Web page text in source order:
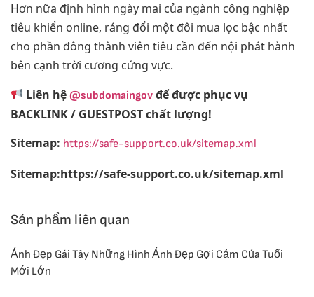
Hơn nữa định hình ngày mai của ngành công nghiệp
tiêu khiển online, ráng đổi một đôi mua lọc bậc nhất
cho phần đông thành viên tiêu cần đến nội phát hành
bên cạnh trời cương cứng vực.
Liên hệ@subdomaingov để được phục vụ
BACKLINK / GUESTPOST chất lượng!
Sitemap: https://safe-support.co.uk/sitemap.xml
Sitemap:https://safe-support.co.uk/sitemap.xml
Sản phẩm liên quan
Ảnh Đẹp Gái Tây Những Hình Ảnh Đẹp Gợi Cảm Của Tuổi
Mới Lớn